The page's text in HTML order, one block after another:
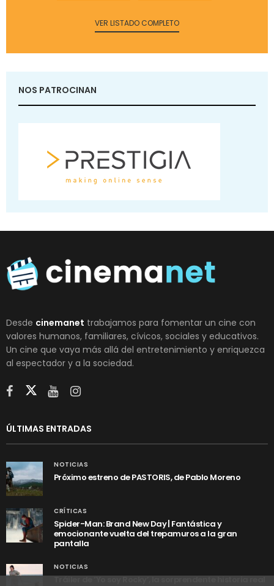
VER LISTADO COMPLETO
NOS PATROCINAN
Desde cinemanet trabajamos para fomentar un cine con
valores humanos, familiares, cívicos, sociales y educativos.
Un cine que vaya más allá del entretenimiento y enriquezca
al espectador y a la sociedad.
ÚLTIMAS ENTRADAS
NOTICIAS
Próximo estreno de PASTORIS, de Pablo Moreno
CRÍTICAS
Spider-Man: Brand New Day | Fantástica y
emocionante vuelta del trepamuros a la gran
pantalla
NOTICIAS
Tráiler de ‘Yo soy Rocky’, la sorprendente historia real